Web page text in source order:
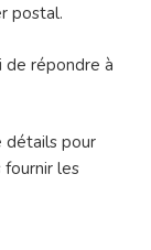
postal.
de répondre à
détails pour
les